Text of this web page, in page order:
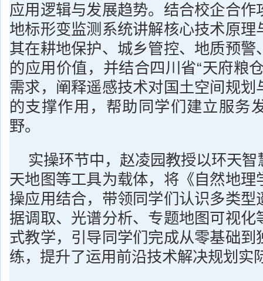
应用逻辑与发展趋势。结合校企合作
地标形变监测系统讲解核心技术原理
其在耕地保护、城乡管控、地质预警
的应用价值，并结合四川省“天府粮
需求，阐释遥感技术对国土空间规划
的支撑作用，帮助同学们建立服务
野。
实操环节中，赵凌园教授以环天
天地图等工具为载体，将《自然地理
操应用结合，带领同学们认识多类型
据调取、光谱分析、专题地图可视化
式教学，引导同学们完成从零基础到
练，提升了运用前沿技术解决规划实